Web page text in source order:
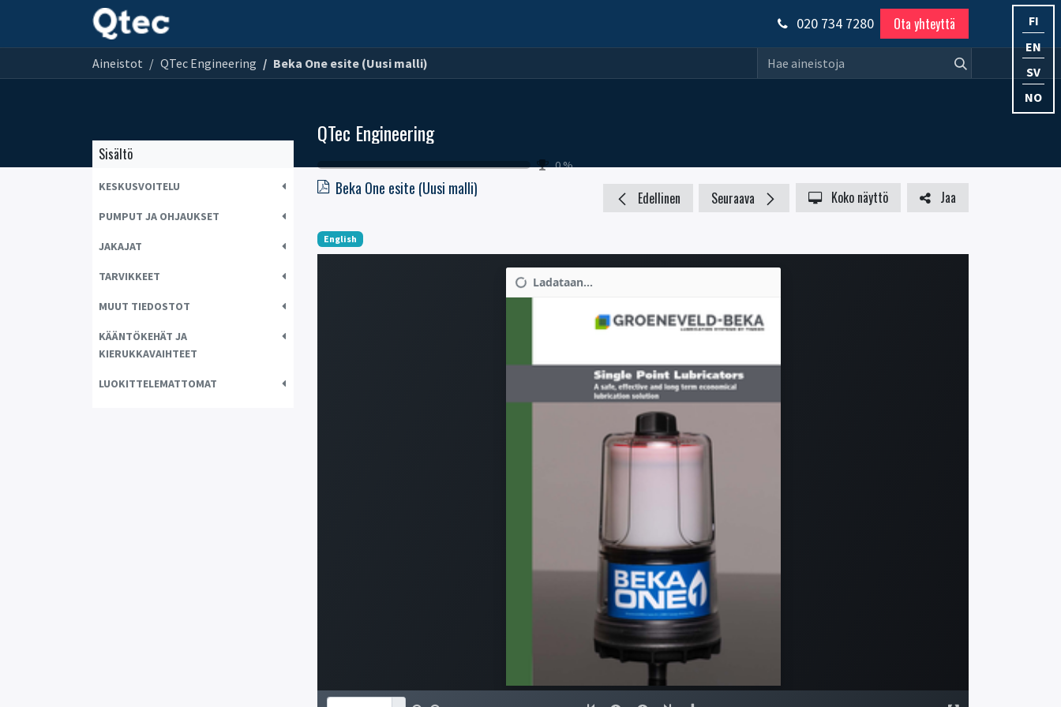
020 734 7280 Ota yhteyttä
Aineistot QTec Engineering Beka One esite (Uusi malli)
QTec Engineering
0%
Sisältö
KESKUSVOITELU
PUMPUT JA OHJAUKSET
JAKAJAT
TARVIKKEET
MUUT TIEDOSTOT
KÄÄNTÖKEHÄT JA
KIERUKKAVAIHTEET
LUOKITTELEMATTOMAT
Beka One esite (Uusi malli) Edellinen Seuraava Koko näyttö Jaa
English
FI
EN
SV
NO